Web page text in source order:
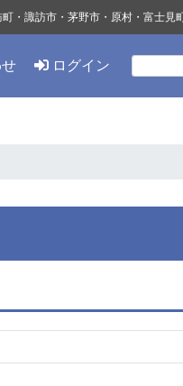
ログイン
・諏訪市・茅野市・原村・富士見